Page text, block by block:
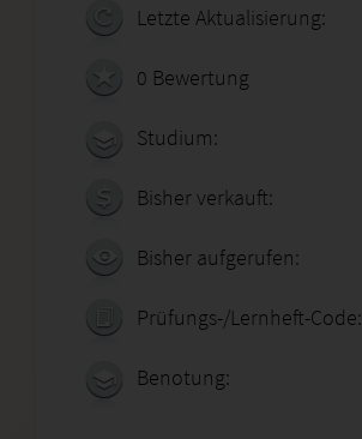
Letzte Aktualisierung:
0 Bewertung
Studium:
Bisher verkauft:
Bisher aufgerufen:
Prüfungs-/Lernheft-Code:
Benotung: